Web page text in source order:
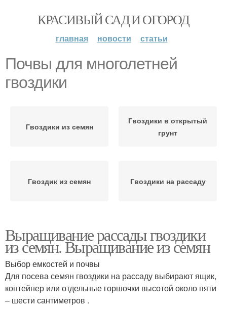
КРАСИВЫЙ САД И ОГОРОД
главная новости статьи
Почвы для многолетней
гвоздики
Гвоздики из семян
Гвоздики в открытый
грунт
Гвоздик из семян Гвоздики на рассаду
Выращивание рассады гвоздики
из семян. Выращивание из семян
Выбор емкостей и почвы
Для посева семян гвоздики на рассаду выбирают ящик,
контейнер или отдельные горшочки высотой около пяти
– шести сантиметров .